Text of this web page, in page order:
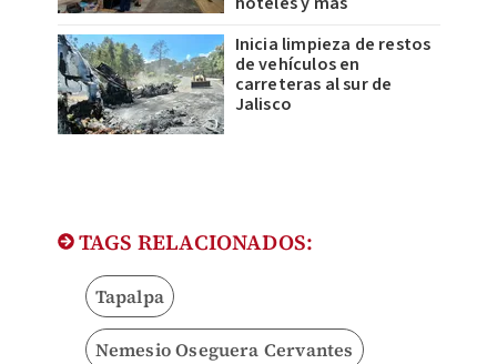
Inicia limpieza de restos
de vehículos en
carreteras al sur de
Jalisco
TAGS RELACIONADOS:
Tapalpa
Nemesio Oseguera Cervantes